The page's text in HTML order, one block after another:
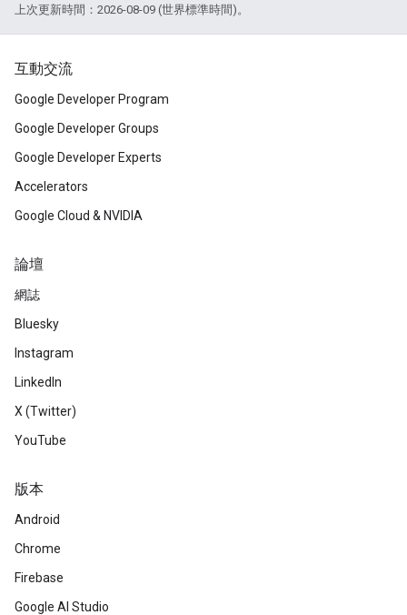
上次更新時間：2026-08-09 (世界標準時間)。
互動交流
Google Developer Program
Google Developer Groups
Google Developer Experts
Accelerators
Google Cloud & NVIDIA
論壇
網誌
Bluesky
Instagram
LinkedIn
X (Twitter)
YouTube
版本
Android
Chrome
Firebase
Google AI Studio